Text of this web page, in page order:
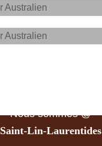
Facebook
Courriel
Nous sommes @
Saint-Lin-Laurentides